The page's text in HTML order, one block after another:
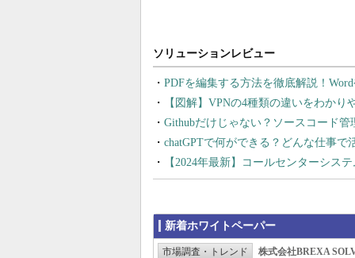
PDFを編集する方法を徹底解説！
【図解】VPNの4種類の違いをわか
Githubだけじゃない？ソースコード
chatGPTで何ができる？どんな仕事で
【2024年最新】コールセンターシス
新着ホワイトペーパー
市場調査・トレンド 株式会社BREXA